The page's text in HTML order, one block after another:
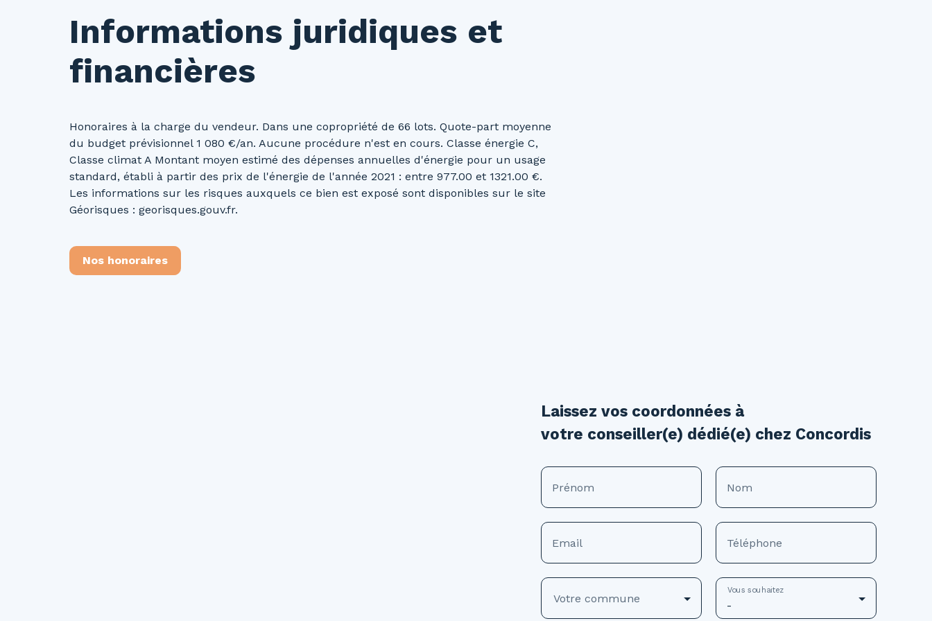
Informations juridiques et
financières
Honoraires à la charge du vendeur. Dans une copropriété de 66 lots. Quote-part moyenne
du budget prévisionnel 1 080 €/an. Aucune procédure n'est en cours. Classe énergie C,
Classe climat A Montant moyen estimé des dépenses annuelles d'énergie pour un usage
standard, établi à partir des prix de l'énergie de l'année 2021 : entre 977.00 et 1321.00 €.
Les informations sur les risques auxquels ce bien est exposé sont disponibles sur le site
Géorisques : georisques.gouv.fr.
Nos honoraires
Laissez vos coordonnées à
votre conseiller(e) dédié(e) chez Concordis
Prénom Nom
Email Téléphone
Votre commune
-
Vous souhaitez